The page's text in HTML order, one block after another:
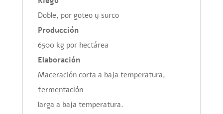
Doble, por goteo y surco
Producción
6500 kg por hectárea
Elaboración
Maceración corta a baja temperatura,
fermentación
larga a baja temperatura.